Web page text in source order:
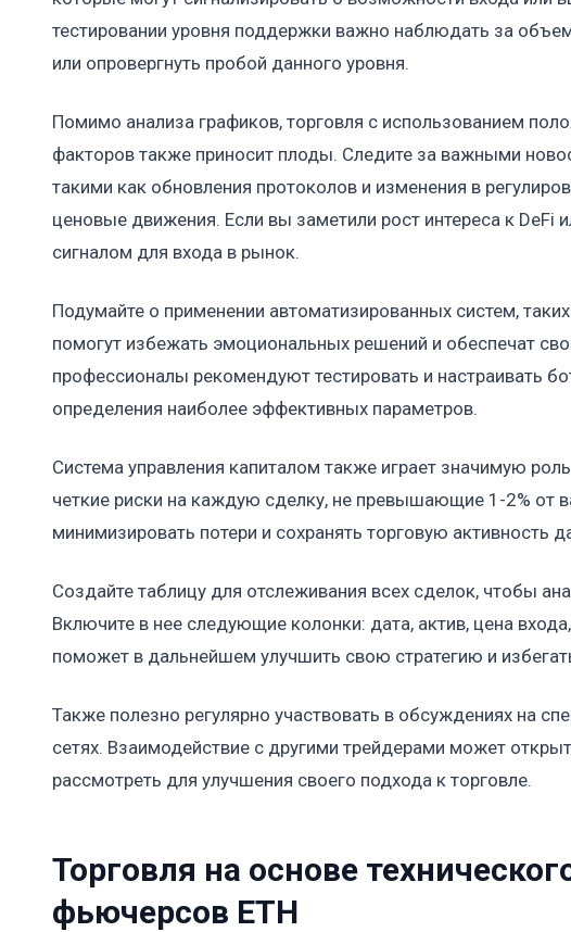
тестировании уровня поддержки важно наблюдать за
или опровергнуть пробой данного уровня.
Помимо анализа графиков, торговля с использованием
факторов также приносит плоды. Следите за важными
такими как обновления протоколов и изменения в
ценовые движения. Если вы заметили рост интереса к DeFi
сигналом для входа в рынок.
Подумайте о применении автоматизированных систем,
помогут избежать эмоциональных решений и обеспечат
профессионалы рекомендуют тестировать и настраивать
определения наиболее эффективных параметров.
Система управления капиталом также играет значимую
четкие риски на каждую сделку, не превышающие 1-2% от
минимизировать потери и сохранять торговую активность
Создайте таблицу для отслеживания всех сделок, чтобы
Включите в нее следующие колонки: дата, актив, цена
поможет в дальнейшем улучшить свою стратегию и
Также полезно регулярно участвовать в обсуждениях на
сетях. Взаимодействие с другими трейдерами может
рассмотреть для улучшения своего подхода к торговле.
Торговля на основе
фьючерсов ETH